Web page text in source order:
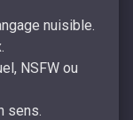
nuisible.
NSFW ou
sens.